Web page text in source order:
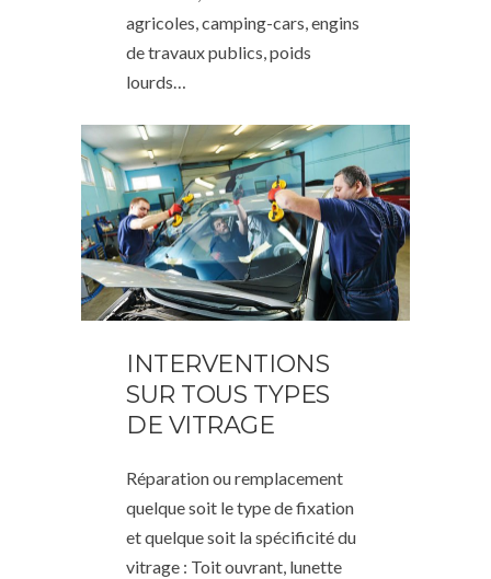
agricoles, camping-cars, engins
de travaux publics, poids
lourds…
INTERVENTIONS
SUR TOUS TYPES
DE VITRAGE
Réparation ou remplacement
quelque soit le type de fixation
et quelque soit la spécificité du
vitrage : Toit ouvrant, lunette